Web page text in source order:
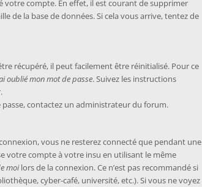
votre compte. En effet, il est courant de supprimer
de la base de données. Si cela vous arrive, tentez de
récupéré, il peut facilement être réinitialisé. Pour ce
oublié mon mot de passe. Suivez les instructions
contactez un administrateur du forum.
vous ne resterez connecté que pendant une
votre compte à votre insu en utilisant le même
moilors de la connexion. Ce n’est pas recommandé si
cyber-café, université, etc.). Si vous ne voyez